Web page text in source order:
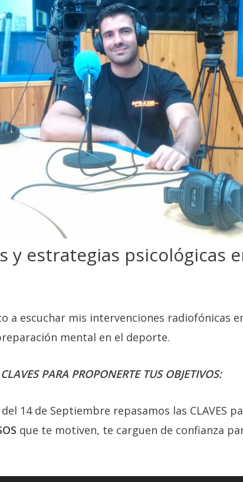
y estrategias psicológicas
a escuchar mis intervenciones radiofónicas
mental en el deporte.
CLAVES PARA PROPONERTE TUS OBJETIVOS:
14 de Septiembre repasamos las CLAVES
que te motiven, te carguen de confianza